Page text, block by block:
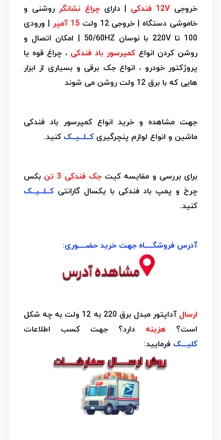
خروجی 12V فندکی | دارای چراغ نشانگر روشنی و
خاموشی دستگاه | خروجی 12 ولت
15 آمپر
| ورودی
100 تا 220V با نوسان 50/60HZ | امکان اتصال و
روشن کردن انواع کمپرسور باد فندکی ، چراغ قوه یا
پروژکتور خودرو ، انواع جک برقی و بسیاری از ابزار
هایی که با برق 12 ولت روشن می شوند
جهت مشاهده و خرید انواع کمپرسور باد فندکی
ماشین و انواع لوازم پنچرگیری کــلــیــک کنید.
برای بررسی و مقایسه کیتجک فندکی 3 تن
بکس
چرخ و پمپ باد فندکی با یکسال گارانتی کــلــیــک
کنید.
آدرس فروشگــــاه جهت خرید حضــــوری:
ارسال
آداپتور مبدل برق 220 به 12 ولت به چه شکل
است؟ هزینه دارد؟ جهت کسب اطلاعات
کلیـــک فرمایید: